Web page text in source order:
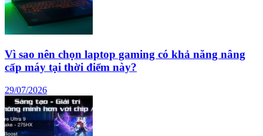
Vì sao nên chọn laptop gaming có khả năng nâng
cấp máy tại thời điểm này?
29/07/2026